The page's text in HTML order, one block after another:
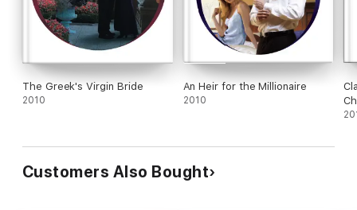
The Greek's Virgin Bride
2010
An Heir for the Millionaire
2010
Customers Also Bought